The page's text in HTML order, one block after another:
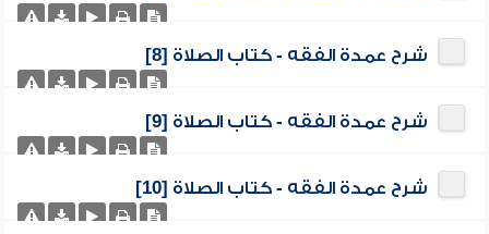
شرح عمدة الفقه - كتاب الصلاة [8]
شرح عمدة الفقه - كتاب الصلاة [9]
شرح عمدة الفقه - كتاب الصلاة [10]